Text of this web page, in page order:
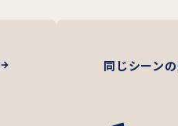
同じシーン